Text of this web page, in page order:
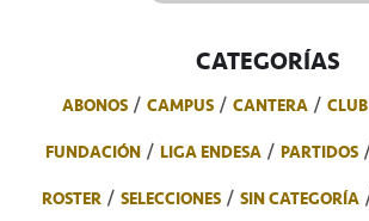
CATEGORÍAS
ABONOS CAMPUS CANTERA CLUB
FUNDACIÓN
LIGA ENDESA PARTIDOS
ROSTER
SELECCIONES SIN CATEGORÍA